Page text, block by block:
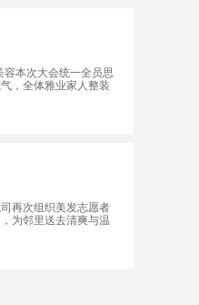
容本次大会统一全员思
，全体雅业家人整装
再次组织美发志愿者
为邻里送去清爽与温